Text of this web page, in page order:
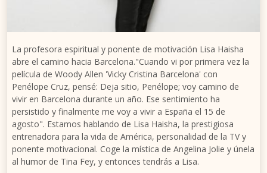
La profesora espiritual y ponente de motivación Lisa Haisha
abre el camino hacia Barcelona."Cuando vi por primera vez la
película de Woody Allen 'Vicky Cristina Barcelona' con
Penélope Cruz, pensé: Deja sitio, Penélope; voy camino de
vivir en Barcelona durante un año. Ese sentimiento ha
persistido y finalmente me voy a vivir a España el 15 de
agosto". Estamos hablando de Lisa Haisha, la prestigiosa
entrenadora para la vida de América, personalidad de la TV y
ponente motivacional. Coge la mística de Angelina Jolie y únela
al humor de Tina Fey, y entonces tendrás a Lisa.